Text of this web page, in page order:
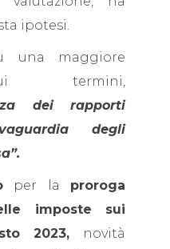
ipotesi.
una maggiore
termini,
dei rapporti
degli
per la proroga
imposte sui
2023, novità